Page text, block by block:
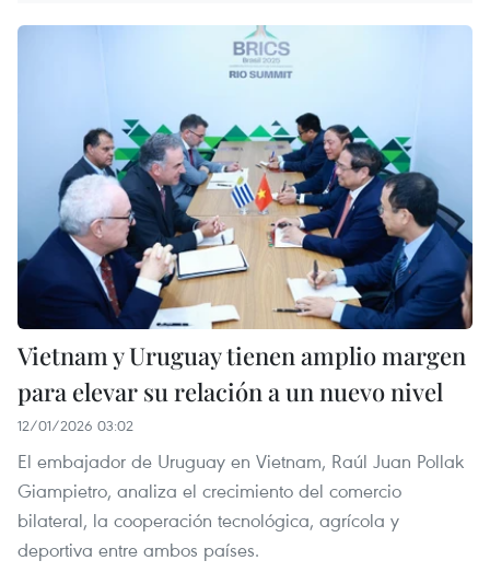
Vietnam y Uruguay tienen amplio margen
para elevar su relación a un nuevo nivel
12/01/2026 03:02
El embajador de Uruguay en Vietnam, Raúl Juan Pollak
Giampietro, analiza el crecimiento del comercio
bilateral, la cooperación tecnológica, agrícola y
deportiva entre ambos países.